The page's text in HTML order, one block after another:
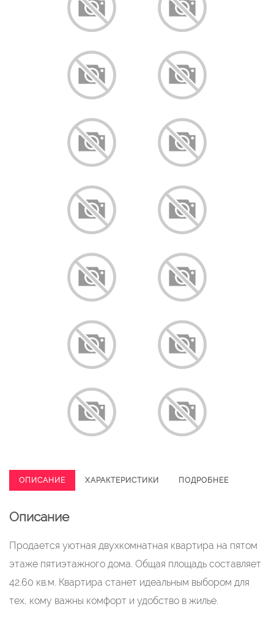
ОПИСАНИЕ ХАРАКТЕРИСТИКИ ПОДРОБНЕЕ
Описание
Продается уютная двухкомнатная квартира на пятом
этаже пятиэтажного дома. Общая площадь составляет
42.60 кв.м. Квартира станет идеальным выбором для
тех, кому важны комфорт и удобство в жилье.